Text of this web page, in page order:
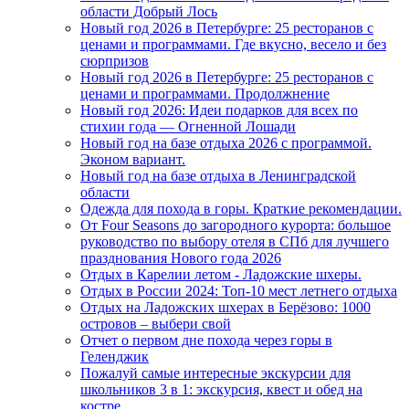
области Добрый Лось
Новый год 2026 в Петербурге: 25 ресторанов с
ценами и программами. Где вкусно, весело и без
сюрпризов
Новый год 2026 в Петербурге: 25 ресторанов с
ценами и программами. Продолжнение
Новый год 2026: Идеи подарков для всех по
стихии года — Огненной Лошади
Новый год на базе отдыха 2026 с программой.
Эконом вариант.
Новый год на базе отдыха в Ленинградской
области
Одежда для похода в горы. Краткие рекомендации.
От Four Seasons до загородного курорта: большое
руководство по выбору отеля в СПб для лучшего
празднования Нового года 2026
Отдых в Карелии летом - Ладожские шхеры.
Отдых в России 2024: Топ-10 мест летнего отдыха
Отдых на Ладожских шхерах в Берёзово: 1000
островов – выбери свой
Отчет о первом дне похода через горы в
Геленджик
Пожалуй самые интересные экскурсии для
школьников 3 в 1: экскурсия, квест и обед на
костре